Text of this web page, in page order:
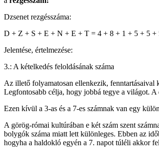
Dzsenet rezgésszáma:
D + Z + S + E + N + E + T = 4 + 8 + 1 + 5 + 5 +
Jelentése, értelmezése:
3.: A kételkedés feloldásának száma
Az illető folyamatosan ellenkezik, fenntartásaival
Legfontosabb célja, hogy jobbá tegye a világot. A
Ezen kívül a 3-as és a 7-es számnak van egy
A görög-római kultúrában e két szám szent
bolygók száma miatt lett különleges. Ebben az
hogyha a haldokló egyén a 7. napot túléli akkor